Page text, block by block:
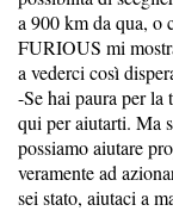
a 900 km da qua, o
FURIOUS mi
a vederci così
-Se hai paura per
qui per aiutarti. Ma
possiamo aiutare
veramente ad
sei stato, aiutaci a